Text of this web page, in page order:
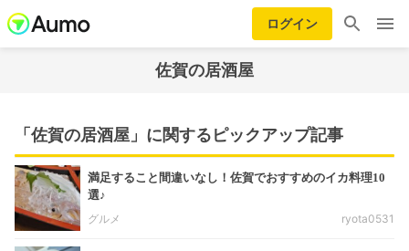
ログイン
佐賀の居酒屋
「佐賀の居酒屋」に関するピックアップ記事
満足すること間違いなし！佐賀でおすすめのイカ料理10
選♪
グルメ
ryota0531